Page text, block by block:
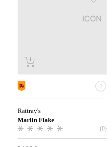
ICON
Rattray's
Marlin Flake
(0)